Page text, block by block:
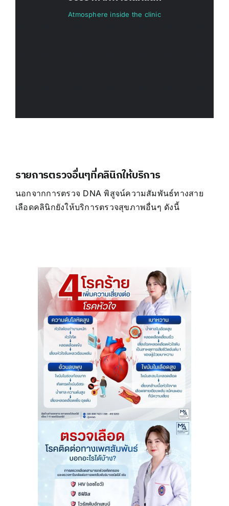
Atmosphere inside the clinic
รายการตรวจอื่นๆที่คลินิกให้บริการ
นอกจากการตรวจ DNA พิสูจน์ความสัมพันธ์ทางสาย
เลือดคลินิกยังให้บริการตรวจสุขภาพอื่นๆ ดังนี้